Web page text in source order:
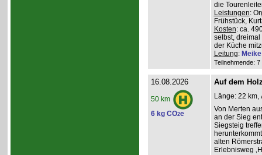
die
Leistungen:
Frühstück,
Kosten: ca.
selbst,
der Küche
Leitung:
Teilnehmende:
16.08.2026
50 km
6 kg CO2e
Auf dem
Länge: 22 km,
Von Merten
an der Sieg
Siegsteig
alten
Erlebnisweg